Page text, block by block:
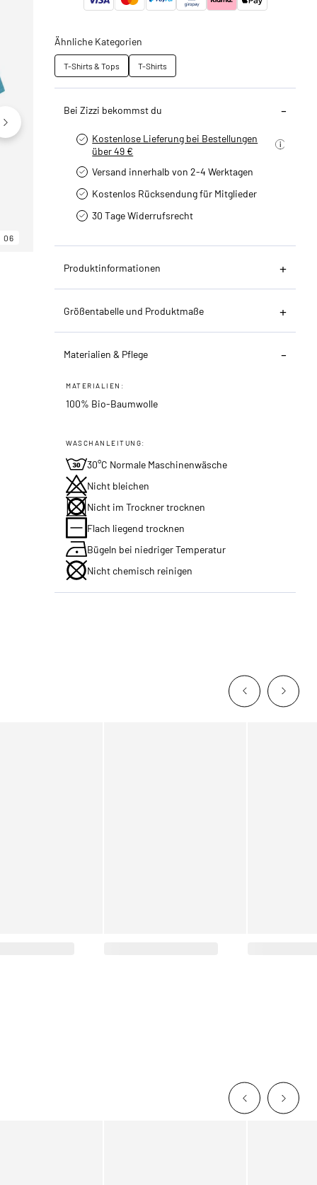
06
Ähnliche Kategorien
T-Shirts & Tops T-Shirts
Bei Zizzi bekommst du
Kostenlose Lieferung bei Bestellungen
über 49 €
Versand innerhalb von 2-4 Werktagen
Kostenlos Rücksendung für Mitglieder
30 Tage Widerrufsrecht
Produktinformationen
Größentabelle und Produktmaße
Materialien & Pflege
MATERIALIEN:
100% Bio-Baumwolle
WASCHANLEITUNG:
30°C Normale Maschinenwäsche
Nicht bleichen
Nicht im Trockner trocknen
Flach liegend trocknen
Bügeln bei niedriger Temperatur
Nicht chemisch reinigen